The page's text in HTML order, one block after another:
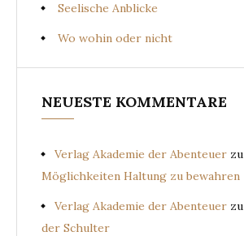
Seelische Anblicke
Wo wohin oder nicht
NEUESTE KOMMENTARE
Verlag Akademie der Abenteuer zu
Möglichkeiten Haltung zu bewahren
Verlag Akademie der Abenteuer zu
der Schulter